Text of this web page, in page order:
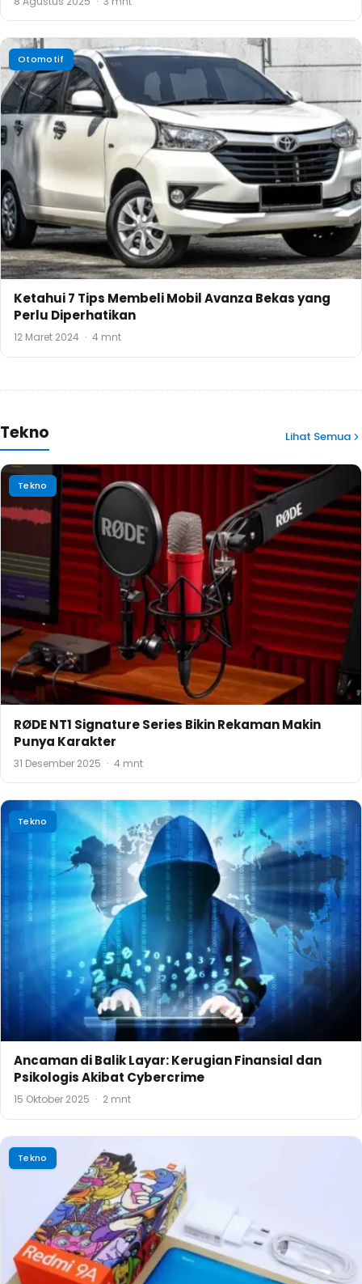
Otomotif
Ketahui 7 Tips Membeli Mobil Avanza Bekas yang
Perlu Diperhatikan
12 Maret 2024 · 4 mnt
Tekno Lihat Semua
Tekno
RØDE NT1 Signature Series Bikin Rekaman Makin
Punya Karakter
31 Desember 2025 · 4 mnt
Tekno
Ancaman di Balik Layar: Kerugian Finansial dan
Psikologis Akibat Cybercrime
15 Oktober 2025 · 2 mnt
Tekno